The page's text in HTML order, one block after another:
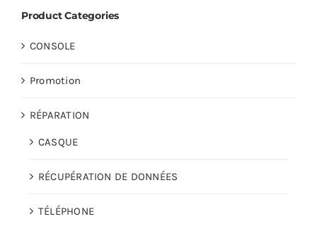
Product Categories
CONSOLE
Promotion
RÉPARATION
CASQUE
RÉCUPÉRATION DE DONNÉES
TÉLÉPHONE